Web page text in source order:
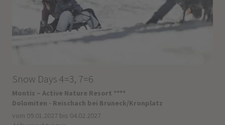
Snow Days 4=3, 7=6
Montis – Active Nature Resort ****
Dolomiten - Reischach bei Bruneck/Kronplatz
vom 09.01.2027 bis 04.02.2027